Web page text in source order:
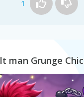
1
man Grunge